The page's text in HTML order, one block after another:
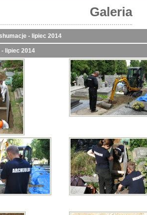
Galeria
- lipiec 2014
- lipiec 2014